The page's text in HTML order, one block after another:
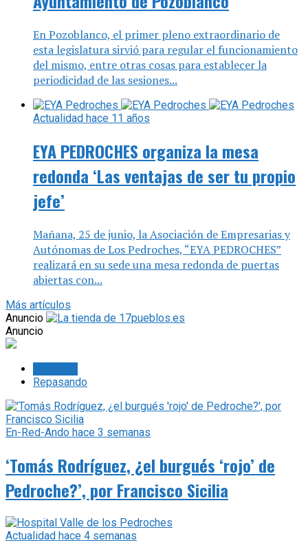
EYA PEDROCHES organiza la mesa
redonda ‘Las ventajas de ser tu propio
jefe’
Mañana, 25 de junio, la Asociación de Empresarias y
Autónomas de Los Pedroches, “EYA PEDROCHES”
realizará en su sede una mesa redonda de puertas
abiertas con...
Más artículos
Anuncio
Anuncio
Lo último
Repasando
‘Tomás Rodríguez, ¿el burgués ‘rojo’ de
Pedroche?’, por Francisco Sicilia
Actualidad
CSIF denuncia la escasez de especialistas
en mantenimiento en el Hospital Valle de
Los Pedroches
Actualidadhace 4 semanas